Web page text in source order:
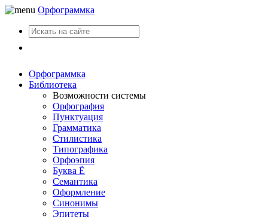
Орфограммка
Орфограммка
Библиотека
Возможности системы
Орфография
Пунктуация
Грамматика
Стилистика
Типографика
Орфоэпия
Буква Ё
Семантика
Оформление
Синонимы
Эпитеты